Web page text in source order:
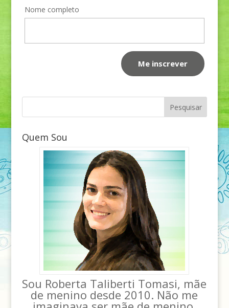
Nome completo
Quem Sou
Sou Roberta Taliberti Tomasi, mãe
de menino desde 2010. Não me